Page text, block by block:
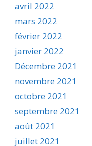
avril 2022
mars 2022
février 2022
janvier 2022
Décembre 2021
novembre 2021
octobre 2021
septembre 2021
août 2021
juillet 2021